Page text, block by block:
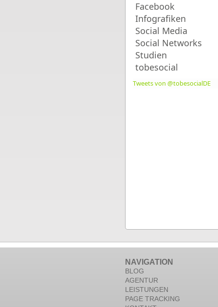
Facebook
Infografiken
Social Media
Social Networks
Studien
tobesocial
Tweets von @tobesocialDE
NAVIGATION
BLOG
AGENTUR
LEISTUNGEN
PAGE TRACKING